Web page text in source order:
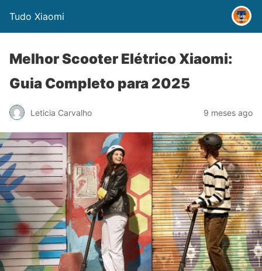
Tudo Xiaomi
Melhor Scooter Elétrico Xiaomi:
Guia Completo para 2025
Leticia Carvalho 9 meses ago